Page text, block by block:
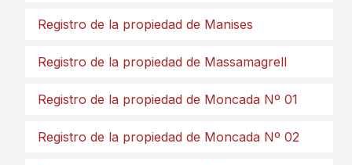
Registro de la propiedad de Manises
Registro de la propiedad de Massamagrell
Registro de la propiedad de Moncada Nº 01
Registro de la propiedad de Moncada Nº 02